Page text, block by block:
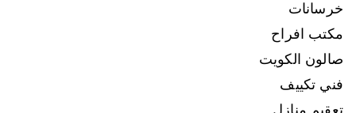
خرسانات
مكتب افراح
صالون الكويت
فني تكييف
تعقيم منازل